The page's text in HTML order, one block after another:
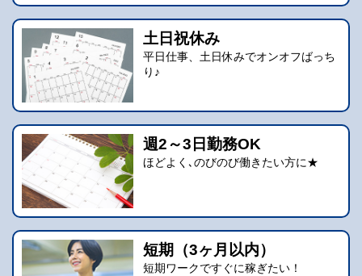
土日祝休み
平日仕事、土日休みでオンオフばっち
り♪
週2～3日勤務OK
ほどよく､のびのび働きたい方に★
短期（3ヶ月以内）
短期ワークですぐに稼ぎたい！